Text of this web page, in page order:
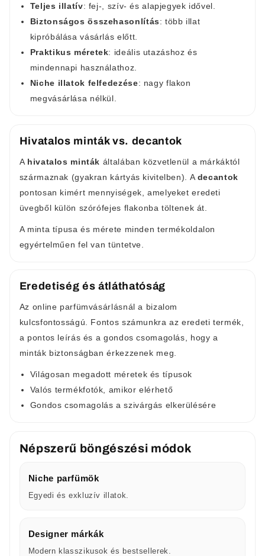
Teljes illatív: fej-, szív- és alapjegyek idővel.
Biztonságos összehasonlítás: több illat
kipróbálása vásárlás előtt.
Praktikus méretek: ideális utazáshoz és
mindennapi használathoz.
Niche illatok felfedezése: nagy flakon
megvásárlása nélkül.
Hivatalos minták vs. decantok
A hivatalos minták általában közvetlenül a márkáktól
származnak (gyakran kártyás kivitelben). A decantok
pontosan kimért mennyiségek, amelyeket eredeti
üvegből külön szórófejes flakonba töltenek át.
A minta típusa és mérete minden termékoldalon
egyértelműen fel van tüntetve.
Eredetiség és átláthatóság
Az online parfümvásárlásnál a bizalom
kulcsfontosságú. Fontos számunkra az eredeti termék,
a pontos leírás és a gondos csomagolás, hogy a
minták biztonságban érkezzenek meg.
Világosan megadott méretek és típusok
Valós termékfotók, amikor elérhető
Gondos csomagolás a szivárgás elkerülésére
Népszerű böngészési módok
Niche parfümök
Egyedi és exkluzív illatok.
Designer márkák
Modern klasszikusok és bestsellerek.